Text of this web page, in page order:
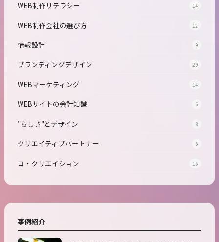
WEB制作リテラシー 14
WEB制作会社の選び方 12
情報設計 9
ブランディングデザイン 29
WEBマーケティング 14
WEBサイトの会計知識 6
"らしさ"とデザイン 8
クリエイティブパートナー 6
コ・クリエイション 16
事例紹介